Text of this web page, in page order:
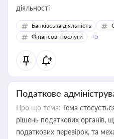
діяльності
Банківська діяльність
Фінансові послуги
+5
Податкове
Про що тема: Тема
рішень податкових органів,
податкових перевірок, та